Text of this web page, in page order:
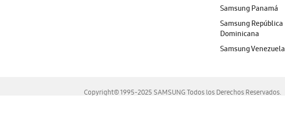
Samsung Panamá
Samsung República
Dominicana
Samsung Venezuela
Copyright© 1995-2025 SAMSUNG Todos los Derechos Reservados.